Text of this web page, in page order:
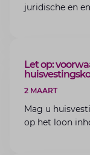
juridische en
ARTIKEL
Let op:
2 MAART
Mag u
op het loon